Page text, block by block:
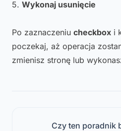
5. Wykonaj usunięcie
Po zaznaczeniu checkbox i
poczekaj, aż operacja
zmienisz stronę lub
Czy ten poradnik